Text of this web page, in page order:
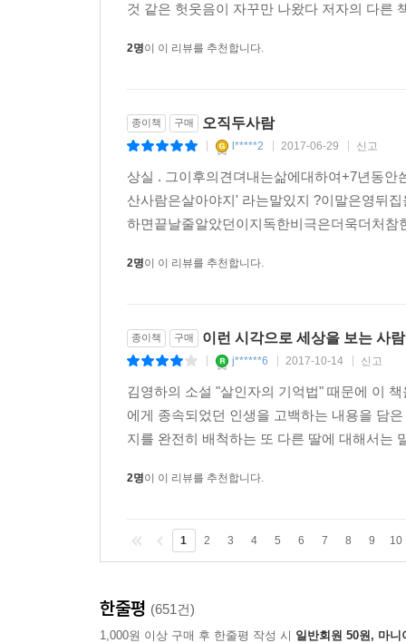
것 같은 헛웃음이 자꾸만 나왔다 저자의 다른
2명이 이 리뷰를 추천합니다.
종이책 구매 오직두사람
l*****2 2017-06-29 신고
상실 . 그이후의견뎌내는삶에대하여+7년동
산사람은살아야지' 라는말있지 ?이말은영뒤
하면끝날줄알았던이지독한비극은더욱더처
2명이 이 리뷰를 추천합니다.
종이책 구매 이런 시각으로 세상을 보는 사
j******6 2017-10-14 신고
김영하의 소설 "살인자의 기억법" 때문에 이
에게 종속되었던 인생을 고백하는 내용을 담
지를 완전히 배척하는 또 다른 딸에 대해서는
2명이 이 리뷰를 추천합니다.
1 2 3 4 5 6 7 8 9 10
한줄평 (651건)
1,000원 이상 구매 후 한줄평 작성 시 일반회원 50원, 마니